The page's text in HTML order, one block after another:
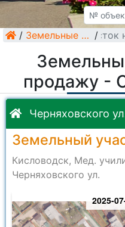
/ Земельные участки /
Земельный
продажу -
Черняховского
Земельный
Кисловодск, Мед.
Черняховского ул.
2025-